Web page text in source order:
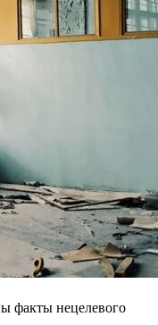
факты нецелевого